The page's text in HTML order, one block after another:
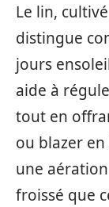
Le lin,
distingue
jours
aide à
tout en
ou blazer
une
froissé que